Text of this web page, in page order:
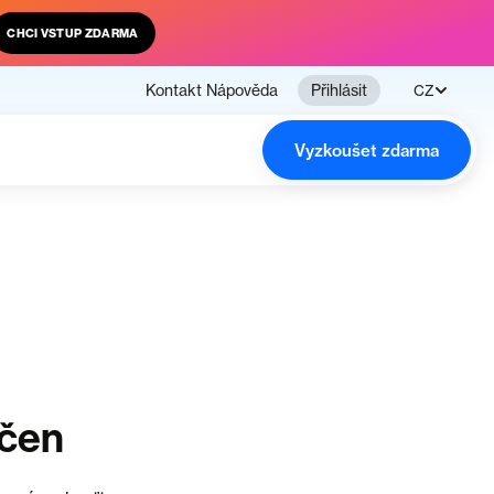
CHCI VSTUP ZDARMA
Kontakt Nápověda Přihlásit CZ
Vyzkoušet zdarma